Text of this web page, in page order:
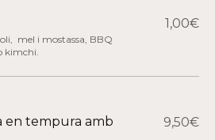
1,00€
mel i mostassa, BBQ
kimchi.
en tempura amb
9,50€